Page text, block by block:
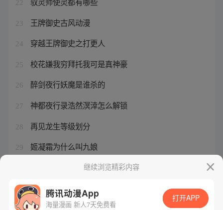
22
23 王牌御史古风动漫
24 穿越王牌御史之打更人
25 校花嫌我穷拜托我可是真神豪
26 醉剑夜行妖魔是谁杀的
27 神都夜行录浩然溟涬怎么解锁
28 再见龙生等级划分
29 姬凝霜为什么叫九娘
继续浏览精彩内容
腾讯动漫App
海量漫画 新人7天免费看
打开APP